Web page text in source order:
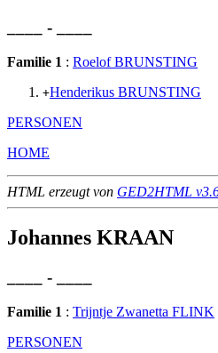
____ - ____
Familie 1 : Roelof BRUNSTING
+Henderikus BRUNSTING
PERSONEN
HOME
HTML erzeugt von GED2HTML
Johannes KRAAN
____ - ____
Familie 1 : Trijntje Zwanetta FLINK
PERSONEN